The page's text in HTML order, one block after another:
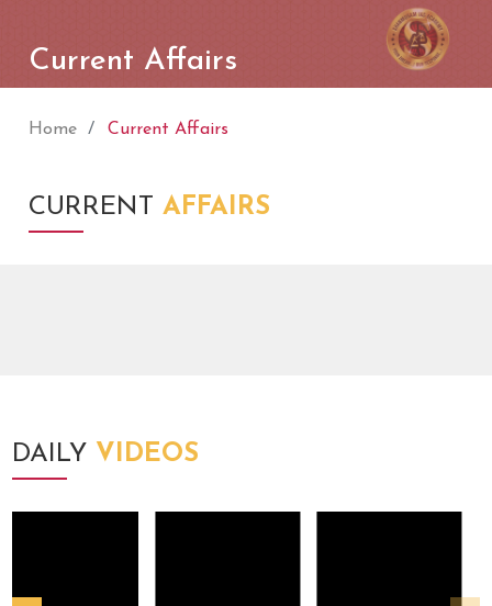
Current Affairs
Home Current Affairs
CURRENTAFFAIRS
DAILY VIDEOS